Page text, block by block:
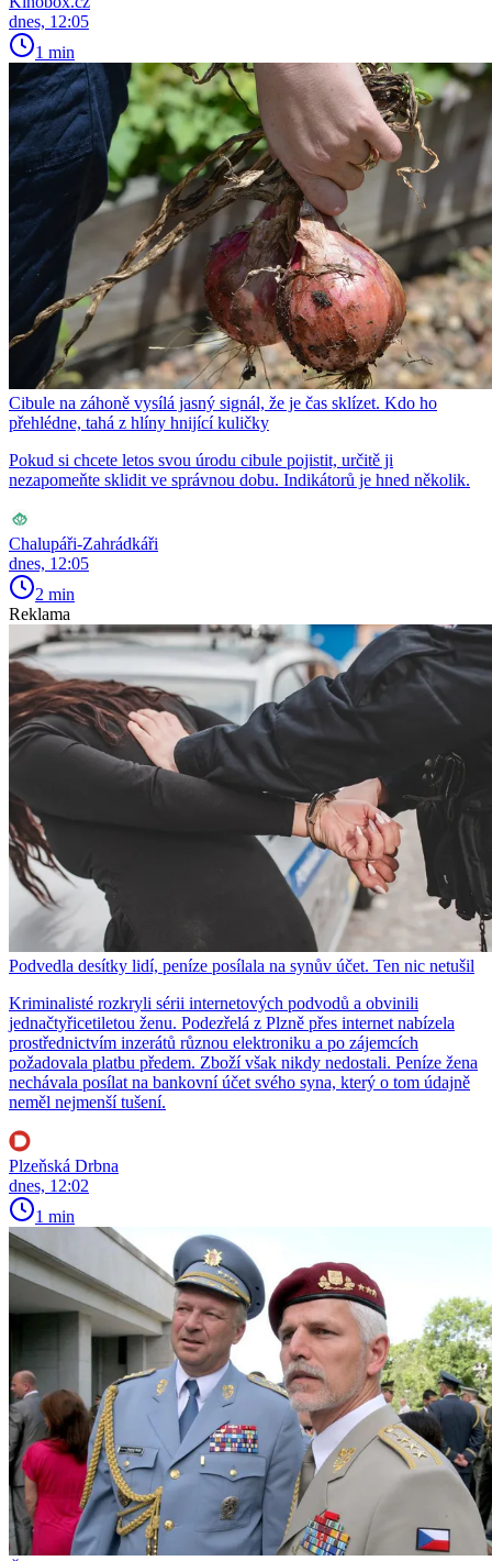
dnes, 12:05
1 min
Cibule na záhoně vysílá jasný signál, že je čas sklízet. Kdo ho
přehlédne, tahá z hlíny hnijící kuličky
Pokud si chcete letos svou úrodu cibule pojistit, určitě ji
nezapomeňte sklidit ve správnou dobu. Indikátorů je hned několik.
Chalupáři-Zahrádkáři
dnes, 12:05
2 min
Reklama
Podvedla desítky lidí, peníze posílala na synův účet. Ten nic netušil
Kriminalisté rozkryli sérii internetových podvodů a obvinili
jednačtyřicetiletou ženu. Podezřelá z Plzně přes internet nabízela
prostřednictvím inzerátů různou elektroniku a po zájemcích
požadovala platbu předem. Zboží však nikdy nedostali. Peníze žena
nechávala posílat na bankovní účet svého syna, který o tom údajně
neměl nejmenší tušení.
Plzeňská Drbna
dnes, 12:02
1 min